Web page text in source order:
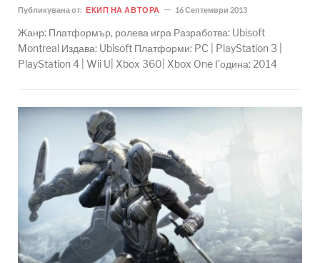
Публикувана от: ЕКИП НА АВТОРА 16 Септември 2013
Жанр: Платформър, ролева игра Разработва: Ubisoft
Montreal Издава: Ubisoft Платформи: PC | PlayStation 3 |
PlayStation 4 | Wii U| Xbox 360| Xbox One Година: 2014